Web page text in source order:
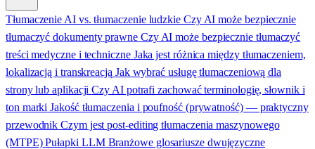
Tłumaczenie AI vs. tłumaczenie ludzkie Czy AI może bezpiecznie
tłumaczyć dokumenty prawne Czy AI może bezpiecznie tłumaczyć
treści medyczne i techniczne Jaka jest różnica między tłumaczeniem,
lokalizacją i transkreacją Jak wybrać usługę tłumaczeniową dla
strony lub aplikacji Czy AI potrafi zachować terminologię, słownik i
ton marki Jakość tłumaczenia i poufność (prywatność) — praktyczny
przewodnik Czym jest post-editing tłumaczenia maszynowego
(MTPE) Pułapki LLM Branżowe glosariusze dwujęzyczne